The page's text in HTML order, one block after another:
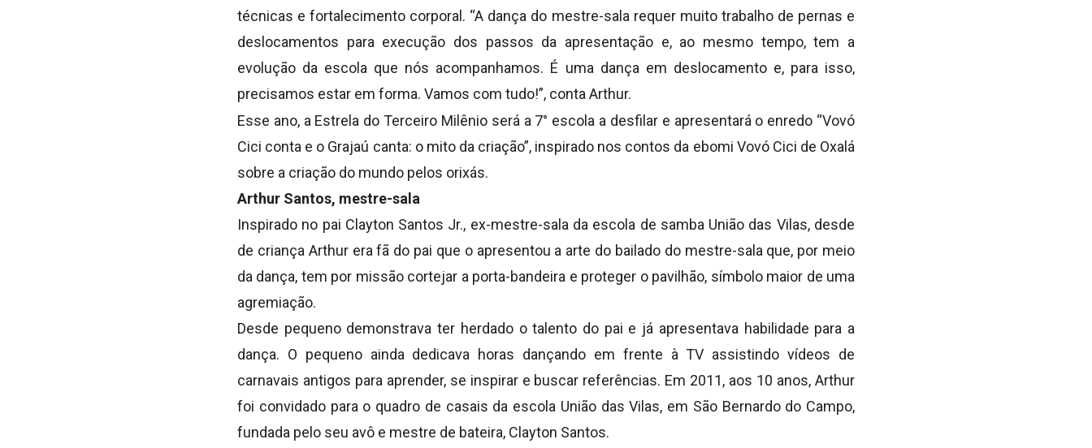
técnicas e fortalecimento corporal. “A dança do mestre-sala requer muito trabalho de pernas e
deslocamentos para execução dos passos da apresentação e, ao mesmo tempo, tem a
evolução da escola que nós acompanhamos. É uma dança em deslocamento e, para isso,
precisamos estar em forma. Vamos com tudo!”, conta Arthur.
Esse ano, a Estrela do Terceiro Milênio será a 7° escola a desfilar e apresentará o enredo “Vovó
Cici conta e o Grajaú canta: o mito da criação”, inspirado nos contos da ebomi Vovó Cici de Oxalá
sobre a criação do mundo pelos orixás.
Arthur Santos, mestre-sala
Inspirado no pai Clayton Santos Jr., ex-mestre-sala da escola de samba União das Vilas, desde
de criança Arthur era fã do pai que o apresentou a arte do bailado do mestre-sala que, por meio
da dança, tem por missão cortejar a porta-bandeira e proteger o pavilhão, símbolo maior de uma
agremiação.
Desde pequeno demonstrava ter herdado o talento do pai e já apresentava habilidade para a
dança. O pequeno ainda dedicava horas dançando em frente à TV assistindo vídeos de
carnavais antigos para aprender, se inspirar e buscar referências. Em 2011, aos 10 anos, Arthur
foi convidado para o quadro de casais da escola União das Vilas, em São Bernardo do Campo,
fundada pelo seu avô e mestre de bateira, Clayton Santos.